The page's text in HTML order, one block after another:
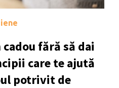
cadou fără să dai
care te ajută
potrivit de